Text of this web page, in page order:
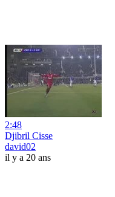
2:48
Djibril Cisse
david02
il y a 20 ans